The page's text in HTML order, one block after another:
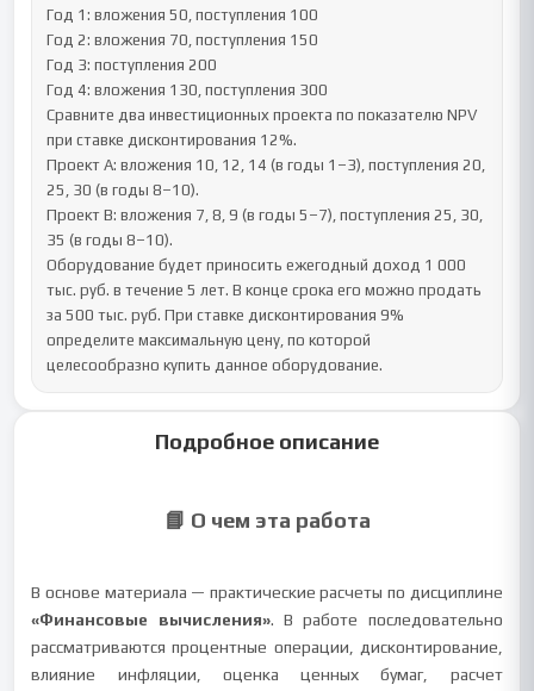
Год 1: вложения 50, поступления 100
Год 2: вложения 70, поступления 150
Год 3: поступления 200
Год 4: вложения 130, поступления 300
Сравните два инвестиционных проекта по показателю NPV
при ставке дисконтирования 12%.
Проект А: вложения 10, 12, 14 (в годы 1–3), поступления 20,
25, 30 (в годы 8–10).
Проект B: вложения 7, 8, 9 (в годы 5–7), поступления 25, 30,
35 (в годы 8–10).
Оборудование будет приносить ежегодный доход 1 000
тыс. руб. в течение 5 лет. В конце срока его можно продать
за 500 тыс. руб. При ставке дисконтирования 9%
определите максимальную цену, по которой
целесообразно купить данное оборудование.
Подробное описание
📘 О чем эта работа
В основе материала — практические расчеты по дисциплине
«Финансовые вычисления». В работе последовательно
рассматриваются процентные операции, дисконтирование,
влияние инфляции, оценка ценных бумаг, расчет